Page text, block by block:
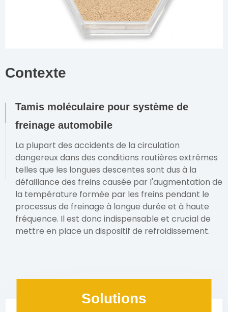
Contexte
Tamis moléculaire pour système de
freinage automobile
La plupart des accidents de la circulation
dangereux dans des conditions routières extrêmes
telles que les longues descentes sont dus à la
défaillance des freins causée par l'augmentation de
la température formée par les freins pendant le
processus de freinage à longue durée et à haute
fréquence. Il est donc indispensable et crucial de
mettre en place un dispositif de refroidissement.
Solutions